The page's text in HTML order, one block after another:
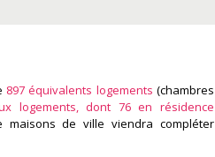
897 équivalents logements (chambres
logements, dont 76 en résidence
de ville viendra compléter